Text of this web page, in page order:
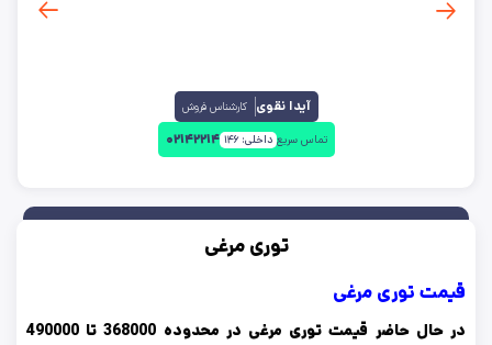
آیدا نقوی کارشناس فروش
تماس سریع داخلی:۱۴۶ ۰۲۱۴۲۲۱۴
توری مرغی
قیمت توری مرغی
در حال حاضر قیمت توری مرغی در محدوده 368000 تا 490000